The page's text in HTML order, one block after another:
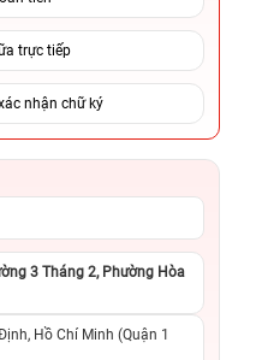
trực tiếp
nhận chữ ký
3 Tháng 2, Phường Hòa
Hồ Chí Minh (Quận 1